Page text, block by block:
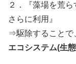
２．『藻場を荒
さらに利用』
⇒駆除することで
エコシステム(生